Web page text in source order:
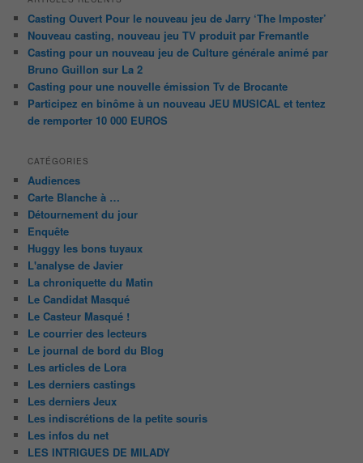
Casting Ouvert Pour le nouveau jeu de Jarry ‘The Imposter’
Nouveau casting, nouveau jeu TV produit par Fremantle
Casting pour un nouveau jeu de Culture générale animé par
Bruno Guillon sur La 2
Casting pour une nouvelle émission Tv de Brocante
Participez en binôme à un nouveau JEU MUSICAL et tentez
de remporter 10 000 EUROS
CATÉGORIES
Audiences
Carte Blanche à …
Détournement du jour
Enquête
Huggy les bons tuyaux
L'analyse de Javier
La chroniquette du Matin
Le Candidat Masqué
Le Casteur Masqué !
Le courrier des lecteurs
Le journal de bord du Blog
Les articles de Lora
Les derniers castings
Les derniers Jeux
Les indiscrétions de la petite souris
Les infos du net
LES INTRIGUES DE MILADY